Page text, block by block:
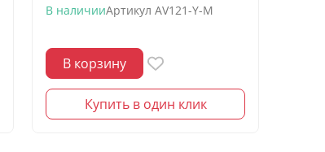
В наличииАртикул AV121-Y-M
В корзину
Купить в один клик